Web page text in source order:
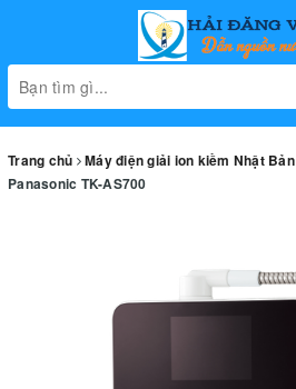
Trang chủ Máy điện giải ion kiềm Nhật Bản
Panasonic TK-AS700